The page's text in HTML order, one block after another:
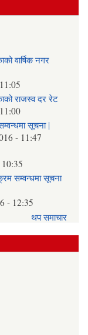
वार्षिक नगर
राजस्व दर रेट
सूचना |
- 11:47
सम्वन्धमा सूचना
- 12:35
थप समाचार